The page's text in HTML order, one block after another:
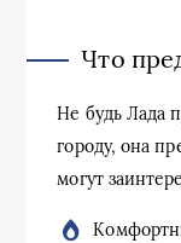
Что
Не будь Лада
городу, она
могут